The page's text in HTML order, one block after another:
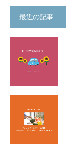
最近の記事